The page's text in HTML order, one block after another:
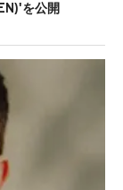
を公開